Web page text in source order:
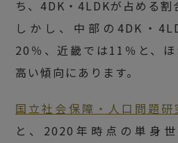
ち、4DK・4LDKが占める割
しかし、中部の4DK・
20％、近畿では11％と、
高い傾向にあります。
国立社会保障・人口問題研
と、2020年時点の単身